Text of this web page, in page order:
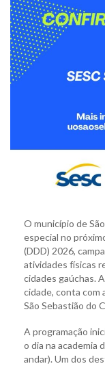
O município de
especial no
(DDD) 2026,
atividades físicas
cidades gaúchas.
cidade, conta com
São Sebastião do
A programação
o dia na academia
andar). Um dos